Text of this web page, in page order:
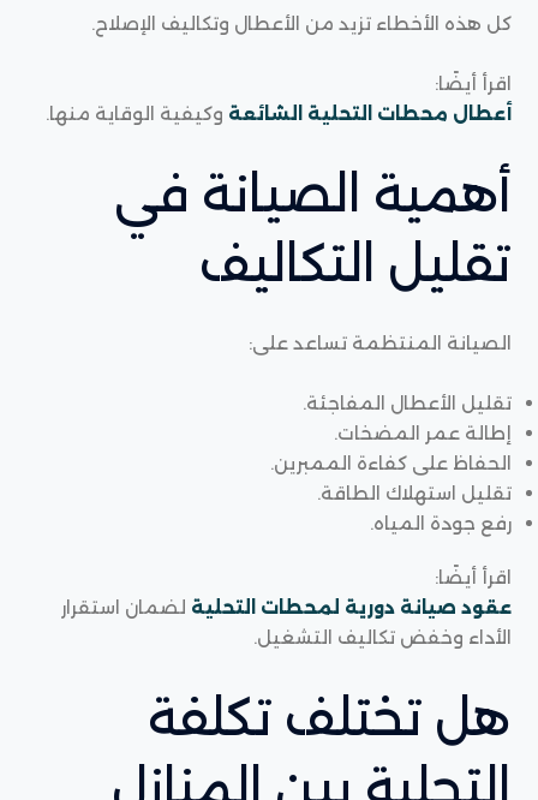
كل هذه الأخطاء تزيد من الأعطال وتكاليف الإصلاح.
اقرأ أيضًا:
أعطال محطات التحلية الشائعة وكيفية الوقاية منها.
أهمية الصيانة في
تقليل التكاليف
الصيانة المنتظمة تساعد على:
تقليل الأعطال المفاجئة.
إطالة عمر المضخات.
الحفاظ على كفاءة الممبرين.
تقليل استهلاك الطاقة.
رفع جودة المياه.
اقرأ أيضًا:
عقود صيانة دورية لمحطات التحلية لضمان استقرار
الأداء وخفض تكاليف التشغيل.
هل تختلف تكلفة
التحلية بين المنازل